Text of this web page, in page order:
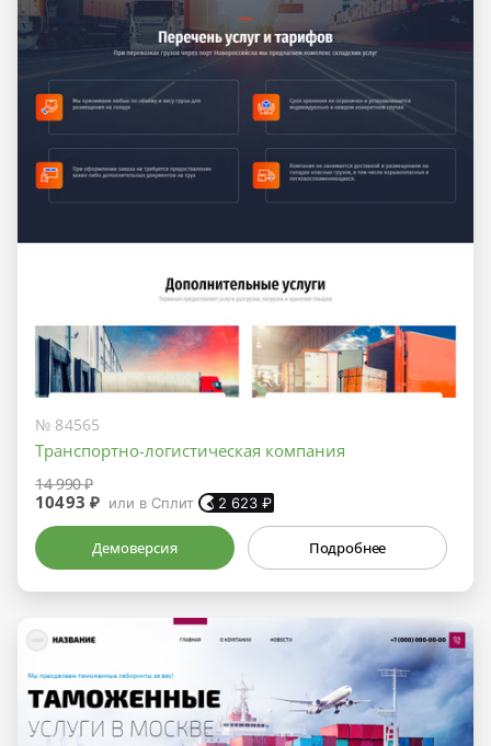
№ 84565
Транспортно-логистическая компания
14 990 ₽
10493 ₽ или в Сплит 2 623 ₽
Демоверсия Подробнее